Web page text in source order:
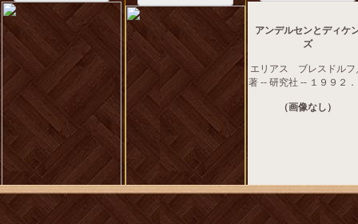
アンデルセンとディケ
ズ
エリアス ブレスドルフ
著 -- 研究社 -- １９９２
（画像なし）